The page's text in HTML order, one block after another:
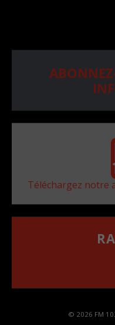
Téléchargez notre
© 2026 FM